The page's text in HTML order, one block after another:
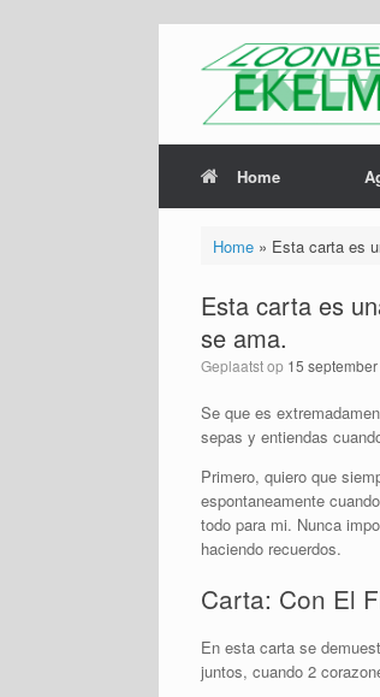
Home
Home» Esta carta es
Esta carta es
se ama.
Geplaatst op 15
Se que es
sepas y entiendas
Primero, quiero que
espontaneamente
todo para mi. Nunca
haciendo recuerdos.
Carta: Con El
En esta carta se
juntos, cuando 2